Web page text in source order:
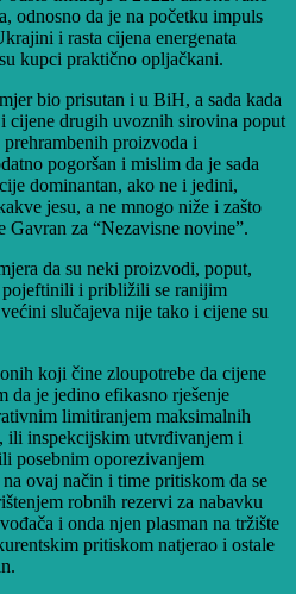
odnosno da je na početku impuls
i rasta cijena energenata
kupci praktično opljačkani.
bio prisutan i u BiH, a sada kada
cijene drugih uvoznih sirovina poput
proizvoda i
pogoršan i mislim da je sada
dominantan, ako ne i jedini,
jesu, a ne mnogo niže i zašto
Gavran za “Nezavisne novine”.
da su neki proizvodi, poput,
i približili se ranijim
slučajeva nije tako i cijene su
koji čine zloupotrebe da cijene
da je jedino efikasno rješenje
limitiranjem maksimalnih
ili inspekcijskim utvrđivanjem i
posebnim oporezivanjem
ovaj način i time pritiskom da se
robnih rezervi za nabavku
i onda njen plasman na tržište
pritiskom natjerao i ostale